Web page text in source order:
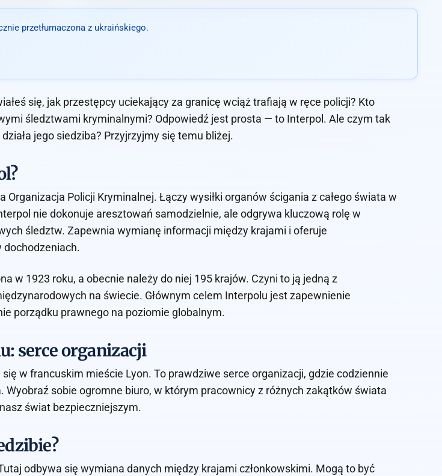
przetłumaczona z ukraińskiego.
się, jak przestępcy uciekający za granicę wciąż trafiają w ręce policji? Kto
śledztwami kryminalnymi? Odpowiedź jest prosta — to Interpol. Ale czym tak
jego siedziba? Przyjrzyjmy się temu bliżej.
Organizacja Policji Kryminalnej. Łączy wysiłki organów ścigania z całego świata w
nie dokonuje aresztowań samodzielnie, ale odgrywa kluczową rolę w
śledztw. Zapewnia wymianę informacji między krajami i oferuje
dochodzeniach.
w 1923 roku, a obecnie należy do niej 195 krajów. Czyni to ją jedną z
na świecie. Głównym celem Interpolu jest zapewnienie
porządku prawnego na poziomie globalnym.
serce organizacji
w francuskim mieście Lyon. To prawdziwe serce organizacji, gdzie codziennie
Wyobraź sobie ogromne biuro, w którym pracownicy z różnych zakątków świata
świat bezpieczniejszym.
odbywa się wymiana danych między krajami członkowskimi. Mogą to być